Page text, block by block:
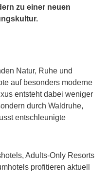
zu einer neuen
Natur, Ruhe und
auf besonders moderne
entsteht dabei weniger
durch Waldruhe,
entschleunigte
Adults-Only Resorts
profitieren aktuell